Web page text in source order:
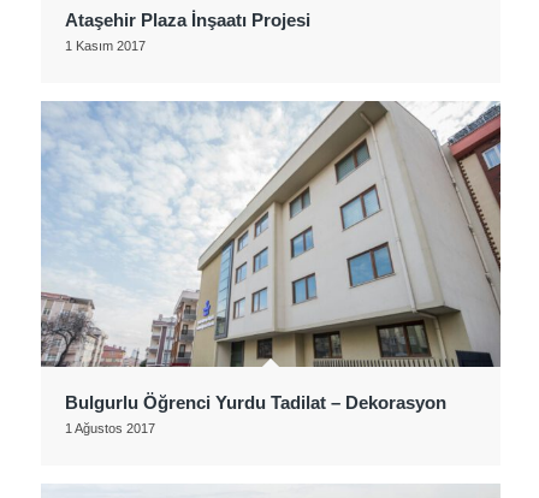
Ataşehir Plaza İnşaatı Projesi
1 Kasım 2017
Bulgurlu Öğrenci Yurdu Tadilat – Dekorasyon
1 Ağustos 2017